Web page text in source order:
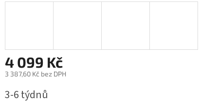
4 099 Kč
3 387,60 Kč bez DPH
cena:
3-6 týdnů